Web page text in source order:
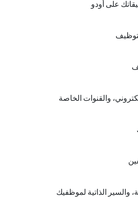
على أودو
والقنوات الخاصة
والسير الذاتية لموظفيك